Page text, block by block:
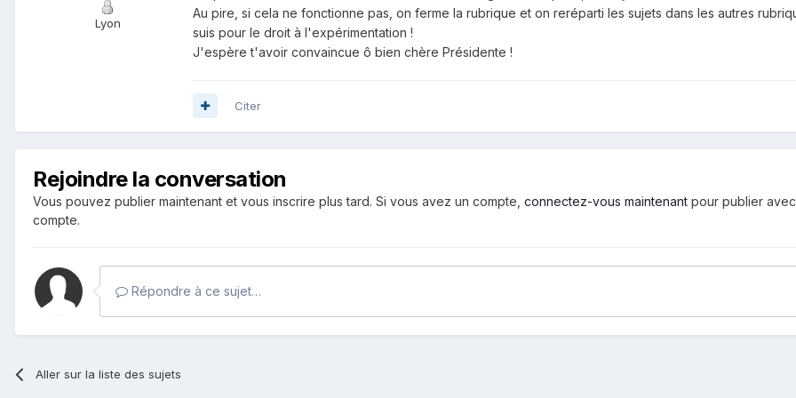
Lyon
Au pire, si cela ne fonctionne pas, on ferme la rubrique et on reréparti les sujets dans les autres
suis pour le droit à l'expérimentation !
J'espère t'avoir convaincue ô bien chère Présidente !
Citer
Rejoindre la conversation
Vous pouvez publier maintenant et vous inscrire plus tard. Si vous avez un compte, connectez-vous maintenant pour publier
compte.
Répondre à ce sujet…
Aller sur la liste des sujets